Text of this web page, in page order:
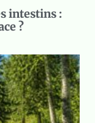
intestins :
?